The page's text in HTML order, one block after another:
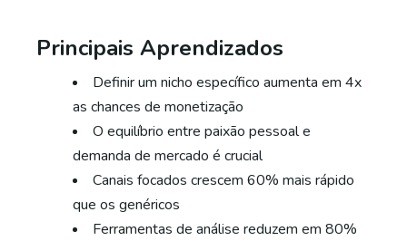
Principais Aprendizados
Definir um nicho específico aumenta em 4x
as chances de monetização
O equilíbrio entre paixão pessoal e
demanda de mercado é crucial
Canais focados crescem 60% mais rápido
que os genéricos
Ferramentas de análise reduzem em 80%